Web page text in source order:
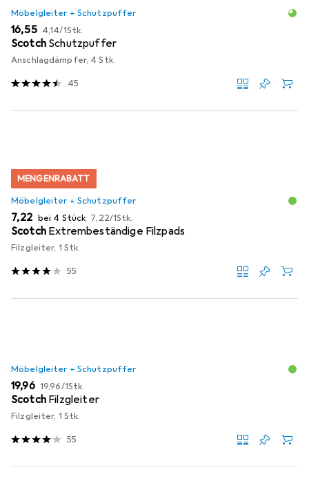
Möbelgleiter + Schutzpuffer
EUR
16,55 EUR
4,14/1Stk.
Scotch Schutzpuffer
Anschlagdämpfer, 4 Stk.
45
MENGENRABATT
Möbelgleiter + Schutzpuffer
EUR
7,22 bei 4 Stück EUR
7,22/1Stk.
Scotch Extrembeständige Filzpads
Filzgleiter, 1 Stk.
55
Möbelgleiter + Schutzpuffer
EUR
19,96 EUR
19,96/1Stk.
Scotch Filzgleiter
Filzgleiter, 1 Stk.
55